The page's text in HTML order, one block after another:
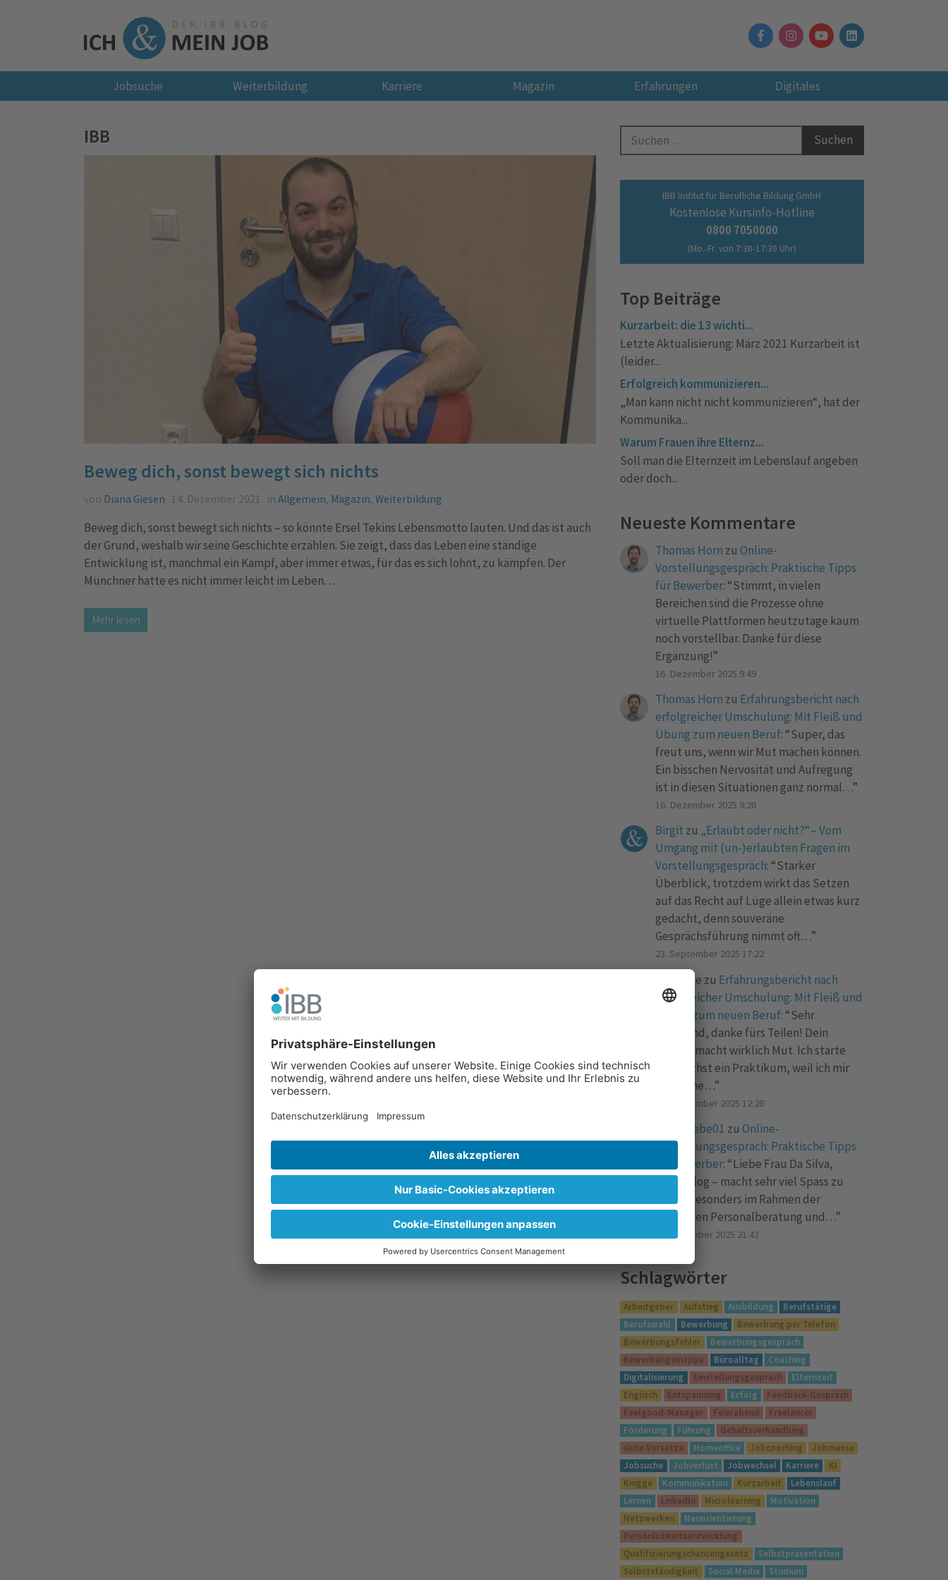
Jobsuche Weiterbildung Karriere Magazin Erfahrungen Digitales
IBB
Beweg dich, sonst bewegt sich nichts
von Diana Giesen 14. Dezember 2021 inAllgemein, Magazin,Weiterbildung
Beweg dich, sonst bewegt sich nichts – so könnte Ersel Tekins Lebensmotto lauten. Und das ist auch
der Grund, weshalb wir seine Geschichte erzählen. Sie zeigt, dass das Leben eine ständige
Entwicklung ist, manchmal ein Kampf, aber immer etwas, für das es sich lohnt, zu kämpfen. Der
Münchner hatte es nicht immer leicht im Leben. …
Mehr lesen
IBB Institut für Berufliche Bildung GmbH
Kostenlose Kursinfo-Hotline
0800 7050000
(Mo.-Fr. von 7:30-17:30 Uhr)
Top Beiträge
Kurzarbeit: die 13 wichti...
Letzte Aktualisierung: März 2021 Kurzarbeit ist
(leider...
Erfolgreich kommunizieren...
„Man kann nicht nicht kommunizieren“, hat der
Kommunika...
Warum Frauen ihre Elternz...
Soll man die Elternzeit im Lebenslauf angeben
oder doch...
Neueste Kommentare
Thomas Horn zu Online-
Vorstellungsgespräch: Praktische Tipps
für Bewerber: “Stimmt, in vielen
Bereichen sind die Prozesse ohne
virtuelle Plattformen heutzutage kaum
noch vorstellbar. Danke für diese
Ergänzung!”
16. Dezember 2025 9:49
Thomas Horn zu Erfahrungsbericht nach
erfolgreicher Umschulung: Mit Fleiß und
Übung zum neuen Beruf: “Super, das
freut uns, wenn wir Mut machen können.
Ein bisschen Nervosität und Aufregung
ist in diesen Situationen ganz normal…”
16. Dezember 2025 9:28
Birgit zu „Erlaubt oder nicht?“– Vom
Umgang mit (un-)erlaubten Fragen im
Vorstellungsgespräch: “Starker
Überblick, trotzdem wirkt das Setzen
auf das Recht auf Lüge allein etwas kurz
gedacht, denn souveräne
Gesprächsführung nimmt oft…”
23. September 2025 17:22
Marianne zu Erfahrungsbericht nach
erfolgreicher Umschulung: Mit Fleiß und
Übung zum neuen Beruf: “Sehr
spannend, danke fürs Teilen! Dein
Bericht macht wirklich Mut. Ich starte
demnächst ein Praktikum, weil ich mir
auch eine…”
15. September 2025 12:28
Bueroliebe01 zu Online-
Vorstellungsgespräch: Praktische Tipps
für Bewerber: “Liebe Frau Da Silva,
toller Blog – macht sehr viel Spass zu
lesen! Besonders im Rahmen der
modernen Personalberatung und…”
1. September 2025 21:43
Schlagwörter
Arbeitgeber Aufstieg Ausbildung
Berufstätige
Berufswahl
Bewerbung
Bewerbung per Telefon
Bewerbungsfehler
Bewerbungsgespräch
Bewerbungsmappe
Büroalltag
Coaching
Digitalisierung
Einstellungsgespräch
Elternzeit
Englisch
Entspannung Erfolg
Feedback-Gespräch
Feelgood-Manager
Feierabend
Freelancer
Förderung
Führung
Gehaltsverhandlung
Gute Vorsätze
Homeoffice Jobcoaching
Jobmesse
Jobsuche
Jobverlust Jobwechsel Karriere
KI
Knigge
Kommunikation Kurzarbeit
Lebenslauf
Lernen
LinkedIn Microlearning
Motivation
Netzwerken
Neuorientierung
Persönlichkeitsentwicklung
Qualifizierungschancengesetz
Selbstpräsentation
Selbstständigkeit
Social Media
Studium